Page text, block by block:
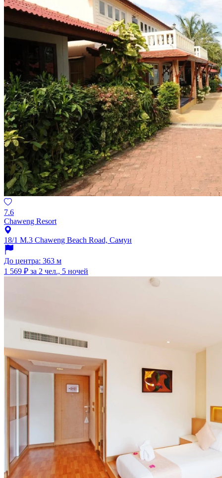
7.6
Chaweng Resort
18/1 M.3 Chaweng Beach Road, Самуи
До центра: 363 м
1 569 ₽ за 2 чел., 5 ночей